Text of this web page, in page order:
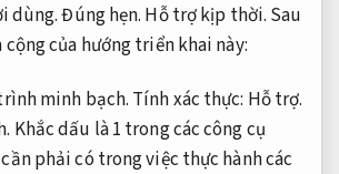
dùng.Đúng hẹn. Hỗ trợ kịp thời. Sau
cộng của hướng triển khai này:
minh bạch. Tính xác thực: Hỗ trợ.
Khắc dấu là 1 trong các công cụ
phải có trong việc thực hành các